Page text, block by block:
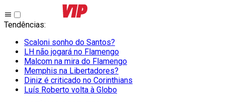
Tendências:
Scaloni sonho do Santos?
LH não jogará no Flamengo
Malcom na mira do Flamengo
Memphis na Libertadores?
Diniz é criticado no Corinthians
Luís Roberto volta à Globo